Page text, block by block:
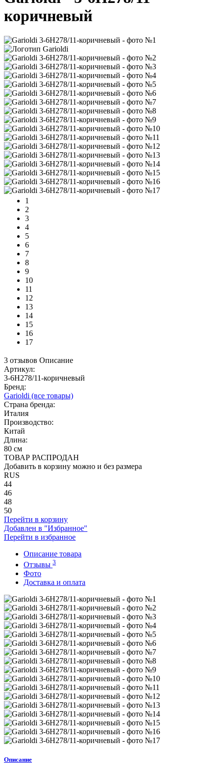
коричневый
1
2
3
4
5
6
7
8
9
10
11
12
13
14
15
16
17
3 отзывов Описание
Артикул:
3-6H278/11-коричневый
Бренд:
Garioldi (все товары)
Страна бренда:
Италия
Производство:
Китай
Длина:
80 см
ТОВАР РАСПРОДАН
Добавить в корзину можно и без размера
RUS
44
46
48
50
Перейти в корзину
Добавлен в "Избранное"
Перейти в избранное
Описание товара
Отзывы 3
Фото
Доставка и оплата
Описание